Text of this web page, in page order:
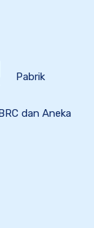
Pabrik
dan Aneka